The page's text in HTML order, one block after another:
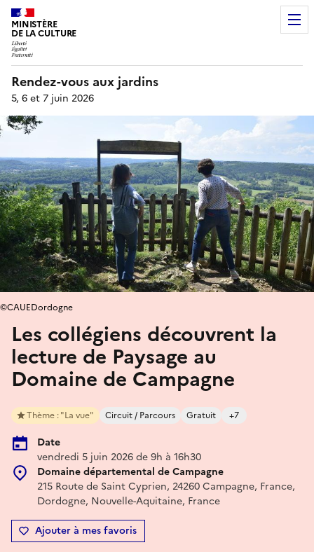
MINISTÈRE
DE LA CULTURE
Rendez-vous aux jardins
5, 6 et 7 juin 2026
Les collégiens découvrent la
lecture de Paysage au
Domaine de Campagne
Thème : "La vue" Circuit / Parcours Gratuit +7
Date
vendredi 5 juin 2026 de 9h à 16h30
Domaine départemental de Campagne
215 Route de Saint Cyprien, 24260 Campagne, France,
Dordogne, Nouvelle-Aquitaine, France
Ajouter à mes favoris
©CAUEDordogne